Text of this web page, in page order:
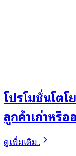
โปรโมชั่นโต
ลูกค้าเก่าหรือ
ดูเพิ่มเติม..